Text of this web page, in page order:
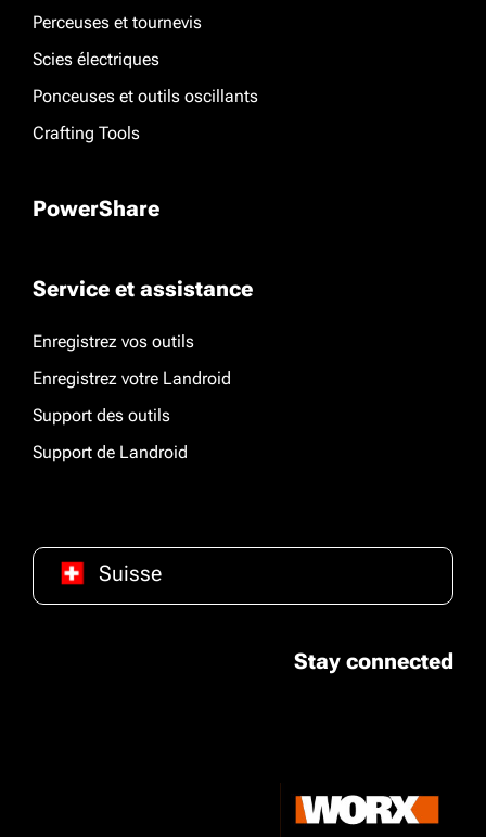
Perceuses et tournevis
Scies électriques
Ponceuses et outils oscillants
Crafting Tools
PowerShare
Service et assistance
Enregistrez vos outils
Enregistrez votre Landroid
Support des outils
Support de Landroid
Suisse
Stay connected